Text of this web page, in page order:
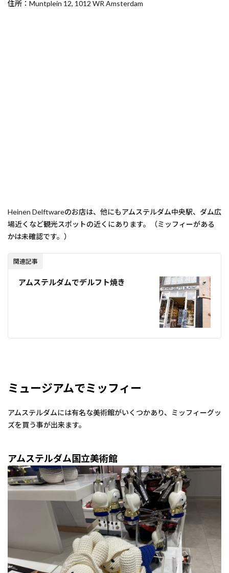
住所：Muntplein 12, 1012 WR Amsterdam
Heinen Delftwareのお店は、他にもアムステルダム中央駅、ダム広
場近くなど観光スポットの近くにあります。（ミッフィーがある
かは未確認です。）
関連記事
アムステルダムでデルフト焼き
ミュージアムでミッフィー
アムステルダムには有名な美術館がいくつかあり、ミッフィーグッ
ズを買う事が出来ます。
アムステルダム国立美術館